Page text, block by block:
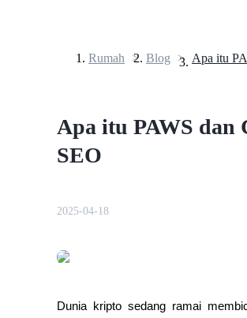
Kontrak berjangka menggunakan USDT
Rumah > Blog >
Apa itu PAWS dan
SEO
2025-04-18
Dunia kripto sedang ramai